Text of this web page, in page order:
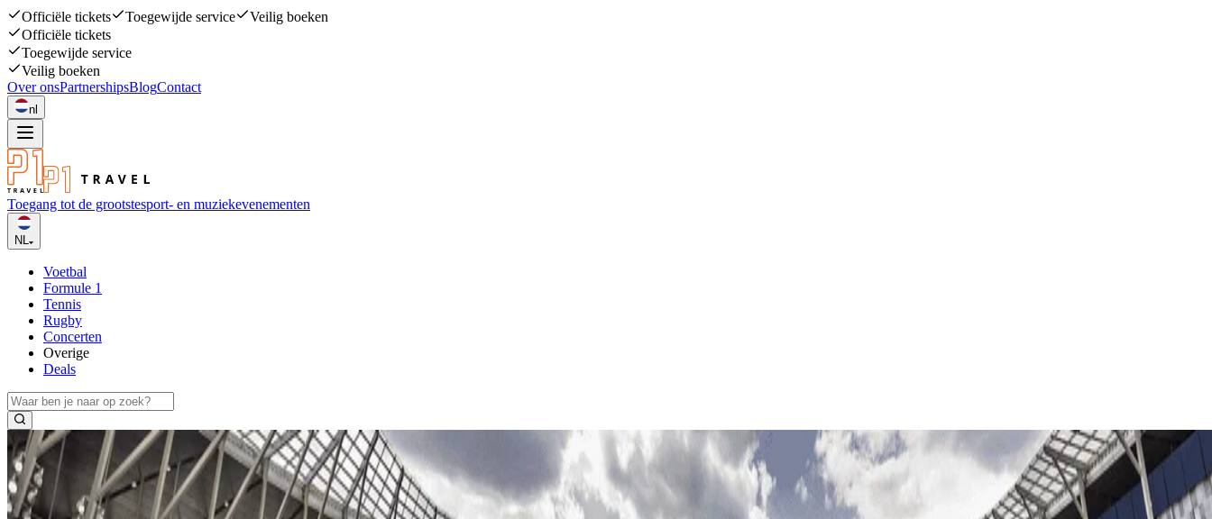
Officiële tickets Toegewijde service
Veilig boeken
Officiële tickets
Toegewijde service
Veilig boeken
Over onsPartnershipsBlogContact
nl
Toegang tot de grootstesport- en muziekevenementen
NL
Voetbal
Formule 1
Tennis
Rugby
Concerten
Overige
Deals